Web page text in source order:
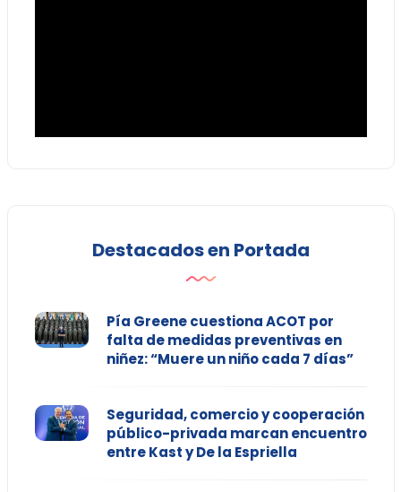
Destacados en Portada
Pía Greene cuestiona ACOT por
falta de medidas preventivas en
niñez: “Muere un niño cada 7 días”
Seguridad, comercio y cooperación
público-privada marcan encuentro
entre Kast y De la Espriella